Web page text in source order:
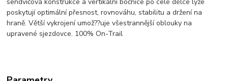
poskytují optimální přesnost, rovnováhu, stabilitu a držení na
hraně. Větší vykrojení umož??uje všestrannější oblouky na
upravené sjezdovce. 100% On-Trail